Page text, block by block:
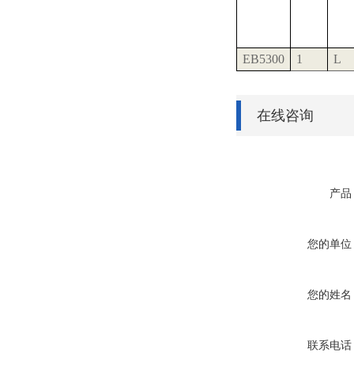
EB5300 1 L
在线咨询
产品
您的单位
您的姓名
联系电话